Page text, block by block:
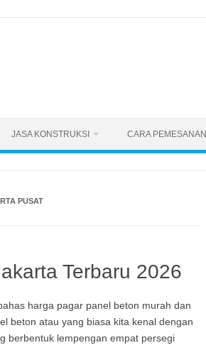
JASA KONSTRUKSI CARA PEMESANAN
PUSAT
Terbaru 2026
harga pagar panel beton murah dan
beton atau yang biasa kita kenal dengan
berbentuk lempengan empat persegi